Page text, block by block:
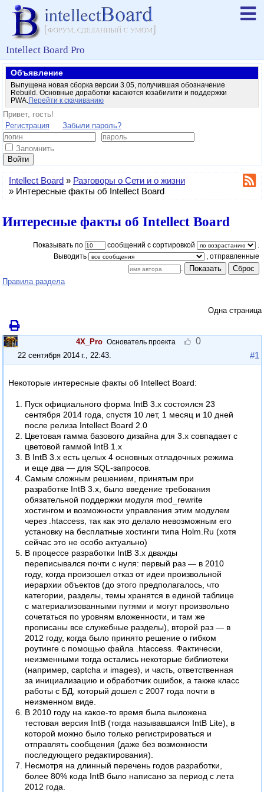
Intellect Board Pro
Объявление
Выпущена новая сборка версии 3.05, получившая обозначение
Rebuild. Основные доработки касаются юзабилити и поддержки
PWA. Перейти к скачиванию
Привет, гость!
Регистрация
Забыли пароль?
Запомнить
Войти
Intellect Board » Разговоры о Сети и о жизни
» Интересные факты об Intellect Board
Интересные факты об Intellect Board
Показывать по сообщений с сортировкой
Выводить
Показать
Сброс
Правила раздела
Одна страница
4X_Pro Основатель проекта 0
22 сентября 2014 г., 22:43. #1
Некоторые интересные факты об Intellect Board:
Пуск официального форма IntB 3.x состоялся 23
сентября 2014 года, спустя 10 лет, 1 месяц и 10 дней
после релиза Intellect Board 2.0
Цветовая гамма базового дизайна для 3.x совпадает с
цветовой гаммой IntB 1.x
В IntB 3.x есть целых 4 основных отладочных режима
и еще два — для SQL-запросов.
Самым сложным решением, принятым при
разработке IntB 3.x, было введение требования
обязательной поддержки модуля mod_rewrite
хостингом и возможности управления этим модулем
через .htaccess, так как это делало невозможным его
установку на бесплатные хостинги типа Holm.Ru (хотя
сейчас это не особо актуально)
В процессе разработки IntB 3.x дважды
переписывался почти с нуля: первый раз — в 2010
году, когда произошел отказ от идеи произвольной
иерархии объектов (до этого предполагалось, что
категории, разделы, темы хранятся в единой таблице
с материализованными путями и могут произвольно
сочетаться по уровням вложенности, и там же
прописаны все служебные разделы), второй раз — в
2012 году, когда было принято решение о гибком
роутинге с помощью файла .htaccess. Фактически,
неизменными тогда остались некоторые библиотеки
(например, captcha и images), и часть, ответственная
за инициализацию и обработчик ошибок, а также класс
работы с БД, который дошел с 2007 года почти в
неизменном виде.
В 2010 году на какое-то время была выложена
тестовая версия IntB (тогда называвшаяся IntB Lite), в
которой можно было только регистрироваться и
отправлять сообщения (даже без возможности
последующего редактирования).
Несмотря на длинный перечень годов разработки,
более 80% кода IntB было написано за период с лета
2012 года.